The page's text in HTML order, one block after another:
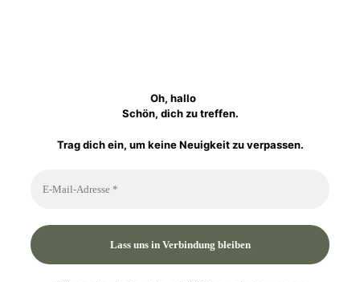
Oh, hallo
Schön, dich zu treffen.
Trag dich ein, um keine Neuigkeit zu verpassen.